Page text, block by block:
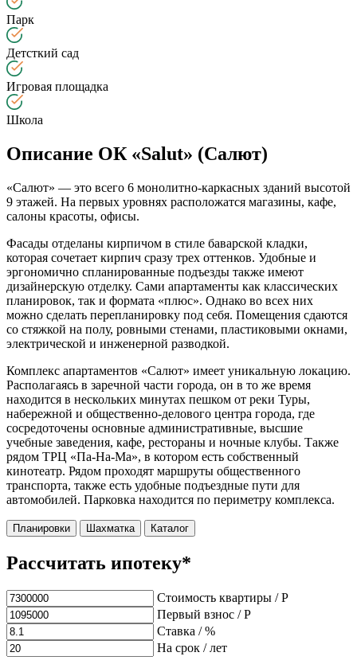
Парк
Детсткий сад
Игровая площадка
Школа
Описание ОК «Salut» (Салют)
«Салют» — это всего 6 монолитно-каркасных зданий высотой
9 этажей. На первых уровнях расположатся магазины, кафе,
салоны красоты, офисы.
Фасады отделаны кирпичом в стиле баварской кладки,
которая сочетает кирпич сразу трех оттенков. Удобные и
эргономично спланированные подъезды также имеют
дизайнерскую отделку. Сами апартаменты как классических
планировок, так и формата «плюс». Однако во всех них
можно сделать перепланировку под себя. Помещения сдаются
со стяжкой на полу, ровными стенами, пластиковыми окнами,
электрической и инженерной разводкой.
Комплекс апартаментов «Салют» имеет уникальную локацию.
Располагаясь в заречной части города, он в то же время
находится в нескольких минутах пешком от реки Туры,
набережной и общественно-делового центра города, где
сосредоточены основные административные, высшие
учебные заведения, кафе, рестораны и ночные клубы. Также
рядом ТРЦ «Па-На-Ма», в котором есть собственный
кинотеатр. Рядом проходят маршруты общественного
транспорта, также есть удобные подъездные пути для
автомобилей. Парковка находится по периметру комплекса.
Планировки Шахматка Каталог
Рассчитать ипотеку*
Стоимость квартиры / Р
Первый взнос / Р
Ставка / %
На срок / лет